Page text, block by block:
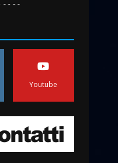
06:20
de “L’Albergo
con “Fasano in
06:05
Youtube